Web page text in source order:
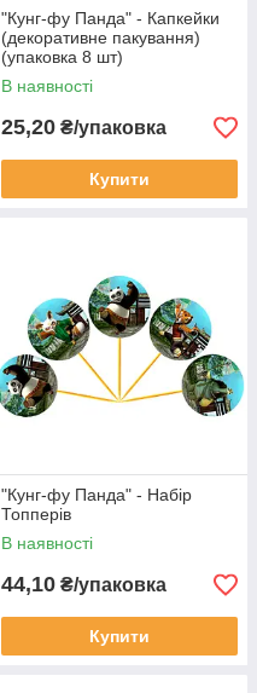
"Кунг-фу Панда" - Капкейки
(декоративне пакування)
(упаковка 8 шт)
В наявності
25,20 ₴/упаковка
Купити
"Кунг-фу Панда" - Набір
Топперів
В наявності
44,10 ₴/упаковка
Купити